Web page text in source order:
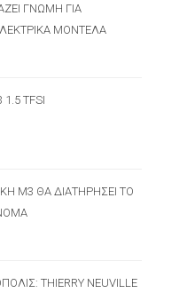
ΓΝΏΜΗ ΓΙΑ
ΜΟΝΤΈΛΑ
TFSI
M3 ΘΑ ΔΙΑΤΗΡΉΣΕΙ ΤΟ
THIERRY NEUVILLE